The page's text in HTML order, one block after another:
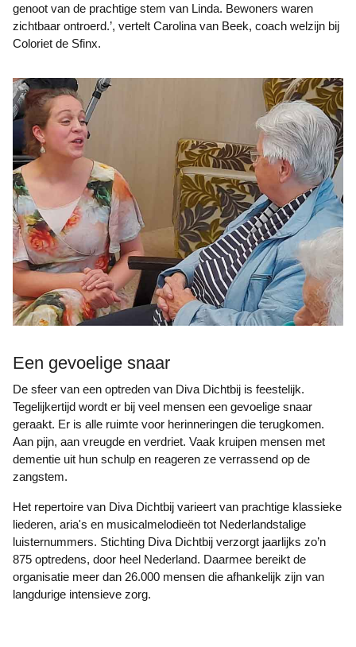
genoot van de prachtige stem van Linda. Bewoners waren
zichtbaar ontroerd.’, vertelt Carolina van Beek, coach welzijn bij
Coloriet de Sfinx.
Een gevoelige snaar
De sfeer van een optreden van Diva Dichtbij is feestelijk.
Tegelijkertijd wordt er bij veel mensen een gevoelige snaar
geraakt. Er is alle ruimte voor herinneringen die terugkomen.
Aan pijn, aan vreugde en verdriet. Vaak kruipen mensen met
dementie uit hun schulp en reageren ze verrassend op de
zangstem.
Het repertoire van Diva Dichtbij varieert van prachtige klassieke
liederen, aria's en musicalmelodieën tot Nederlandstalige
luisternummers. Stichting Diva Dichtbij verzorgt jaarlijks zo’n
875 optredens, door heel Nederland. Daarmee bereikt de
organisatie meer dan 26.000 mensen die afhankelijk zijn van
langdurige intensieve zorg.